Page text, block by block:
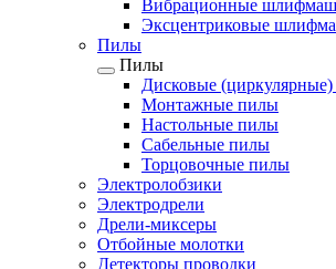
Вибрационные
Эксцентриковые
Пилы
Пилы
Дисковые
Монтажные пилы
Настольные пилы
Сабельные пилы
Торцовочные пилы
Электролобзики
Электродрели
Дрели-миксеры
Отбойные молотки
Детекторы проводки